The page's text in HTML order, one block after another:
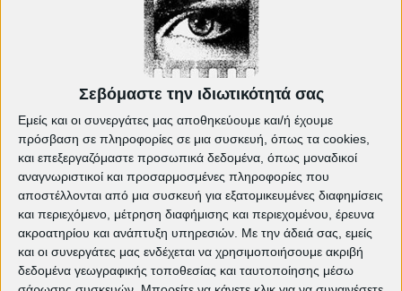
Σεβόμαστε την ιδιωτικότητά σας
Εμείς και οι συνεργάτες μας αποθηκεύουμε και/ή έχουμε
πρόσβαση σε πληροφορίες σε μια συσκευή, όπως τα cookies,
και επεξεργαζόμαστε προσωπικά δεδομένα, όπως μοναδικοί
αναγνωριστικοί και προσαρμοσμένες πληροφορίες που
αποστέλλονται από μια συσκευή για εξατομικευμένες διαφημίσεις
και περιεχόμενο, μέτρηση διαφήμισης και περιεχομένου, έρευνα
ακροατηρίου και ανάπτυξη υπηρεσιών. Με την άδειά σας, εμείς
και οι συνεργάτες μας ενδέχεται να χρησιμοποιήσουμε ακριβή
δεδομένα γεωγραφικής τοποθεσίας και ταυτοποίησης μέσω
Δείτε ακόμη:
Τρέχον πρόγραμμα προβολών
The Bride!: Τα τέρατα δεν είναι αυτά
που νομίζεις | EDITORIAL
"Ομάχα": Μια πορεία προς την
ελευθερία και τη σύνδεση των
ανθρώπων | EDITORIAL
Weapons: Ο Zach Cregger και ο
τρόμος της διπλανής πόρτας |